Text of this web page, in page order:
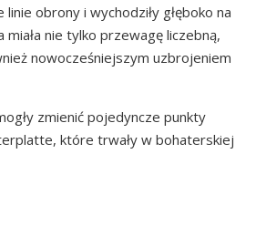
linie obrony i wychodziły głęboko na
miała nie tylko przewagę liczebną,
nowocześniejszym uzbrojeniem
zmienić pojedyncze punkty
które trwały w bohaterskiej